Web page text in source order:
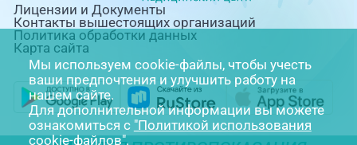
Лицензии и Документы
Контакты вышестоящих организаций
Политика обработки данных
Карта сайта
Мы используем cookie-файлы, чтобы учесть
ваши предпочтения и улучшить работу на
нашем сайте.
Для дополнительной информации вы можете
ознакомиться с "Политикой использования
cookie-файлов".